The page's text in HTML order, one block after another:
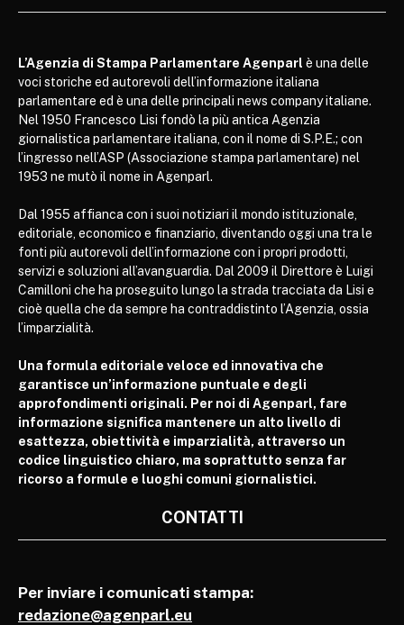
L’Agenzia di Stampa Parlamentare Agenparl è una delle
voci storiche ed autorevoli dell’informazione italiana
parlamentare ed è una delle principali news company italiane.
Nel 1950 Francesco Lisi fondò la più antica Agenzia
giornalistica parlamentare italiana, con il nome di S.P.E.; con
l’ingresso nell’ASP (Associazione stampa parlamentare) nel
1953 ne mutò il nome in Agenparl.
Dal 1955 affianca con i suoi notiziari il mondo istituzionale,
editoriale, economico e finanziario, diventando oggi una tra le
fonti più autorevoli dell’informazione con i propri prodotti,
servizi e soluzioni all’avanguardia. Dal 2009 il Direttore è Luigi
Camilloni che ha proseguito lungo la strada tracciata da Lisi e
cioè quella che da sempre ha contraddistinto l’Agenzia, ossia
l’imparzialità.
Una formula editoriale veloce ed innovativa che
garantisce un’informazione puntuale e degli
approfondimenti originali. Per noi di Agenparl, fare
informazione significa mantenere un alto livello di
esattezza, obiettività e imparzialità, attraverso un
codice linguistico chiaro, ma soprattutto senza far
ricorso a formule e luoghi comuni giornalistici.
CONTATTI
Per inviare i comunicati stampa:
redazione@agenparl.eu